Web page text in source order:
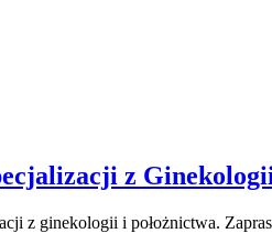
z
z ginekologii i położnictwa.